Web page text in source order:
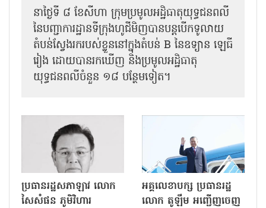
នាថ្ងៃទី ៨ ខែសីហា ក្រុមប្រមូលអដ្ឋិធាតុយុទ្ធជនពលី
នៃបញ្ជាការដ្ឋានទីក្រុងហូជីមិញបានបន្តបើកទូលាយ
តំបន់ស្វែងរករបស់ខ្លួននៅក្នុងតំបន់ B នៃឧទ្យាន ឡេធី
រៀង ដោយបានរកឃើញ និងប្រមូលអដ្ឋិធាតុ
យុទ្ធជនពលីចំនួន ១៨ បន្ថែមទៀត។
ប្រធានរដ្ឋសភាឡាវ លោក
សៃសំផន ភូមិវិហារ
អគ្គលេខាបក្ស ប្រធានរដ្ឋ
លោក តូឡឹម អញ្ជើញចេញ